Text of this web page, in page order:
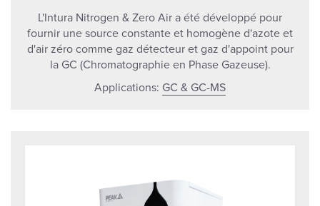
L'Intura Nitrogen & Zero Air a été développé pour
fournir une source constante et homogène d'azote et
d'air zéro comme gaz détecteur et gaz d'appoint pour
la GC (Chromatographie en Phase Gazeuse).
Applications: GC & GC-MS